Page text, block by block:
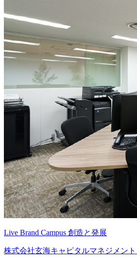
Live Brand Campus 創造と発展
株式会社玄海キャピタルマネジメン